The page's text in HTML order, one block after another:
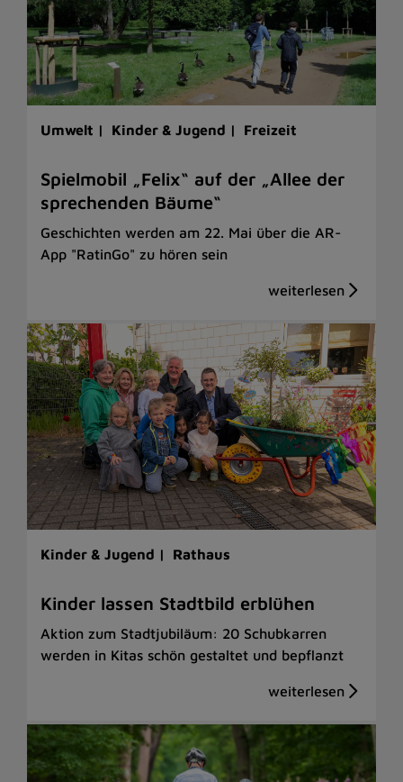
Umwelt | Kinder & Jugend | Freizeit
Spielmobil „Felix“ auf der „Allee der
sprechenden Bäume“
Geschichten werden am 22. Mai über die AR-
App "RatinGo" zu hören sein
Kinder & Jugend | Rathaus
Kinder lassen Stadtbild erblühen
Aktion zum Stadtjubiläum: 20 Schubkarren
werden in Kitas schön gestaltet und bepflanzt